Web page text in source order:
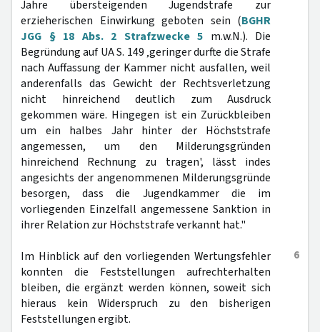
Jahre übersteigenden Jugendstrafe zur
erzieherischen Einwirkung geboten sein (BGHR
JGG § 18 Abs. 2 Strafzwecke 5 m.w.N.). Die
Begründung auf UA S. 149 ‚geringer durfte die Strafe
nach Auffassung der Kammer nicht ausfallen, weil
anderenfalls das Gewicht der Rechtsverletzung
nicht hinreichend deutlich zum Ausdruck
gekommen wäre. Hingegen ist ein Zurückbleiben
um ein halbes Jahr hinter der Höchststrafe
angemessen, um den Milderungsgründen
hinreichend Rechnung zu tragen', lässt indes
angesichts der angenommenen Milderungsgründe
besorgen, dass die Jugendkammer die im
vorliegenden Einzelfall angemessene Sanktion in
ihrer Relation zur Höchststrafe verkannt hat."
6
Im Hinblick auf den vorliegenden Wertungsfehler
konnten die Feststellungen aufrechterhalten
bleiben, die ergänzt werden können, soweit sich
hieraus kein Widerspruch zu den bisherigen
Feststellungen ergibt.